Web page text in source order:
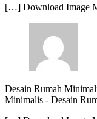
[…] Download Image
Desain Rumah
Minimalis - Desain